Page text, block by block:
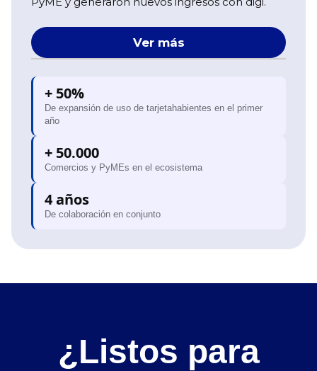
Ver más
+ 50%
De expansión de uso de tarjetahabientes en el primer
año
+ 50.000
Comercios y PyMEs en el ecosistema
4 años
De colaboración en conjunto
¿Listos para